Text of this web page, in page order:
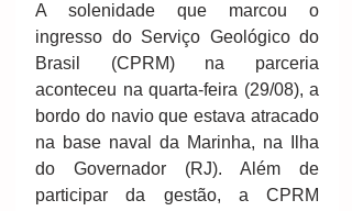
A solenidade que marcou o
ingresso do Serviço Geológico do
Brasil (CPRM) na parceria
aconteceu na quarta-feira (29/08), a
bordo do navio que estava atracado
na base naval da Marinha, na Ilha
do Governador (RJ). Além de
participar da gestão, a CPRM